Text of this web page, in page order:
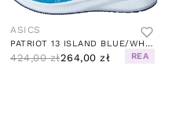
ASICS
PATRIOT 13 ISLAND BLUE/WHITE
424,00 zł264,00 zł REA